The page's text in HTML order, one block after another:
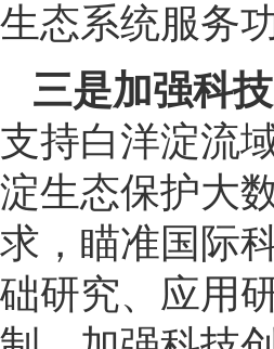
生态系统服务功
三是加强科
支持白洋淀流
淀生态保护大
求，瞄准国际
础研究、应用